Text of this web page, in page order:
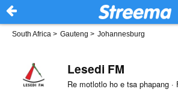
South Africa > Gauteng > Johannesburg
Lesedi FM
Re motlotlo ho e tsa phapang ·